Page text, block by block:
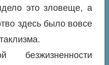
это зловеще, а
здесь было вовсе